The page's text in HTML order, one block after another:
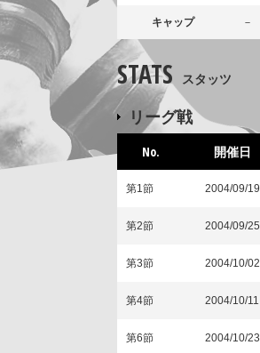
キャップ －
STATS スタッツ
リーグ戦
No. 開催日
第1節 2004/09/19
第2節 2004/09/25
第3節 2004/10/02
第4節 2004/10/11
第6節 2004/10/23